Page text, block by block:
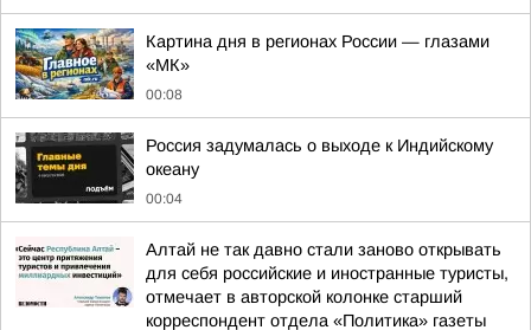
Картина дня в регионах России — глазами
«МК»
00:08
Россия задумалась о выходе к Индийскому
океану
00:04
Алтай не так давно стали заново открывать
для себя российские и иностранные туристы,
отмечает в авторской колонке старший
корреспондент отдела «Политика» газеты